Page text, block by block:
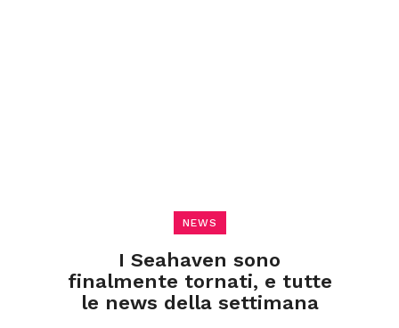
NEWS
I Seahaven sono
finalmente tornati, e tutte
le news della settimana